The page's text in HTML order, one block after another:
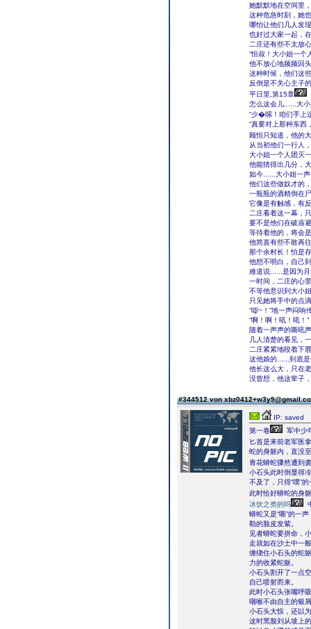
她默默地在空间里
这种危急时刻，她
哪怕让他们几人发
也好过大家一起，
二庄还有些不太放
“恒叔！大小姐一个
他不放心地频频回
这种时候，他们这
反倒是不关心主子
平日里,第15章
怎么这会儿......大
“少�嗦！咱们手上
“真要对上那种东西
顾恒只知道，他的
从当初他们一行人
大小姐一个人团灭
他能猜得出几分，
如今......大小姐一
他们这些做奴才的
一瓶瓶的酒精倒在
它像是有触感，有
二庄看着这一幕，
要不是他们在破庙
等待着他的，将会
他简直有些不敢再
那个余村长！怕是
他想不明白，自己
难道说......是因为
一时间，二庄的心
不等他意识到大小
只见她将手中的点
“嘭~！”地一声闷
“啊！啊！吼！吼！”
随着一声声的嘶吼
几人清楚的看见，
二庄紧紧地咬着下
这他娘的......到底
他长这么大，只在
没曾想，他这辈子
#344512 von
IP: saved
第一卷
军中少
匕首是来前老军医
蛇的身躯内，直没
青花蟒蛇骤然遭到
小石头此时倒显得
不及了，只得“噗”
此时恰好蟒蛇的身
冰饮之类的吗
蟒蛇又是“嘶”的一
勒的脸皮发紫。
见者蟒蛇要拼命，
走就如在沙土中一
缠绕住小石头的蛇
力的收紧蛇躯。
小石头割开了一点
自己喷射而来。
此时小石头张嘴呼
咽喉不由自主的银
小石头大惊，还以
这时黑脸刘从坡上